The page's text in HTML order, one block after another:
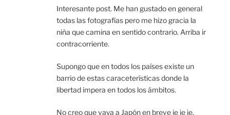
Interesante post. Me han gustado en general
todas las fotografías pero me hizo gracia la
niña que camina en sentido contrario. Arriba ir
contracorriente.
Supongo que en todos los países existe un
barrio de estas caraceterísticas donde la
libertad impera en todos los ámbitos.
No creo que vaya a Japón en breve je je je,